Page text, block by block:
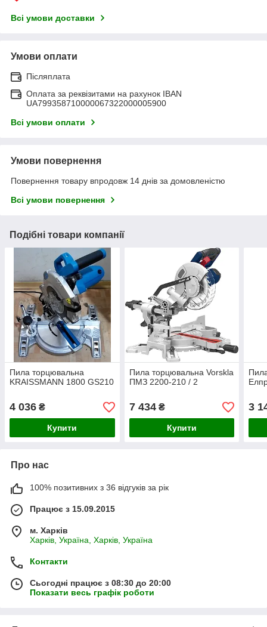
Всі умови доставки
Умови оплати
Післяплата
Оплата за реквізитами на рахунок IBAN
UA799358710000067322000005900
Всі умови оплати
Умови повернення
Повернення товару впродовж 14 днів за домовленістю
Всі умови повернення
Подібні товари компанії
Пила торцювальна
KRAISSMANN 1800 GS210
4 036 ₴
Купити
Пила торцювальна Vorskla
ПМЗ 2200-210 / 2
7 434₴
Купити
3
Про нас
100% позитивних з 36 відгуків за рік
Працює з 15.09.2015
м. Харків
Харків, Україна, Харків, Україна
Контакти
Сьогодні працює з 08:30 до 20:00
Показати весь графік роботи